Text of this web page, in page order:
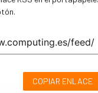
COPIAR ENLACE